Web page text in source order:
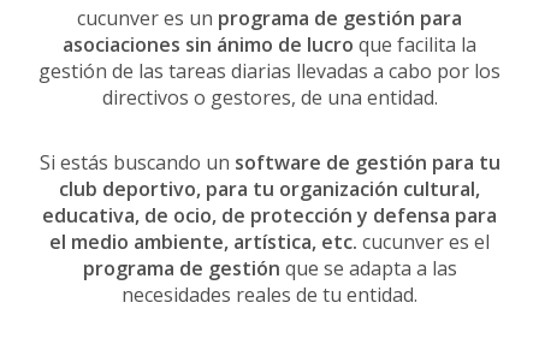
cucunver es un programa de gestión para
asociaciones sin ánimo de lucro que facilita la
gestión de las tareas diarias llevadas a cabo por los
directivos o gestores, de una entidad.
Si estás buscando un software de gestión para tu
club deportivo, para tu organización cultural,
educativa, de ocio, de protección y defensa para
el medio ambiente, artística, etc. cucunver es el
programa de gestión que se adapta a las
necesidades reales de tu entidad.